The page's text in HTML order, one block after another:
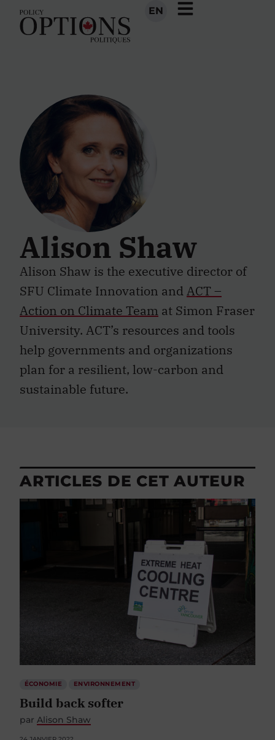
EN
Alison Shaw
Alison Shaw is the executive director of
SFU Climate Innovation andACT –
Action on Climate Team at Simon Fraser
University. ACT’s resources and tools
help governments and organizations
plan for a resilient, low-carbon and
sustainable future.
ARTICLES DE CET AUTEUR
ÉCONOMIE ENVIRONNEMENT
Build back softer
par Alison Shaw